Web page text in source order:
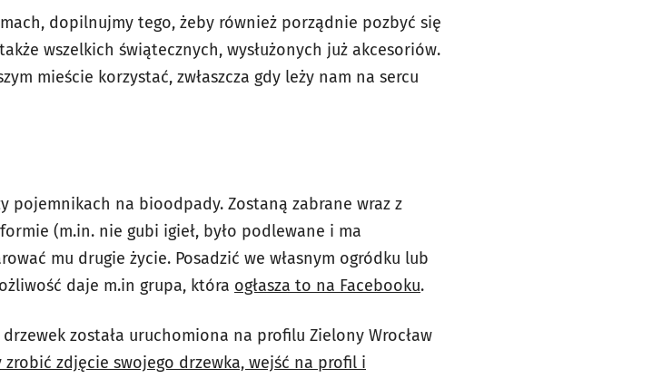
dopilnujmy tego, żeby również porządnie pozbyć się
wszelkich świątecznych, wysłużonych już akcesoriów.
mieście korzystać, zwłaszcza gdy leży nam na sercu
pojemnikach na bioodpady. Zostaną zabrane wraz z
(m.in. nie gubi igieł, było podlewane i ma
mu drugie życie. Posadzić we własnym ogródku lub
daje m.in grupa, która ogłasza to na Facebooku.
została uruchomiona na profilu Zielony Wrocław
zrobić zdjęcie swojego drzewka, wejść na profil i